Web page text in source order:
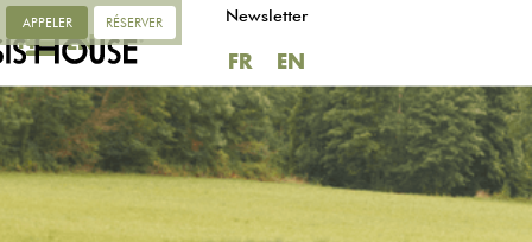
Newsletter
FR EN
FR EN
APPELER RÉSERVER